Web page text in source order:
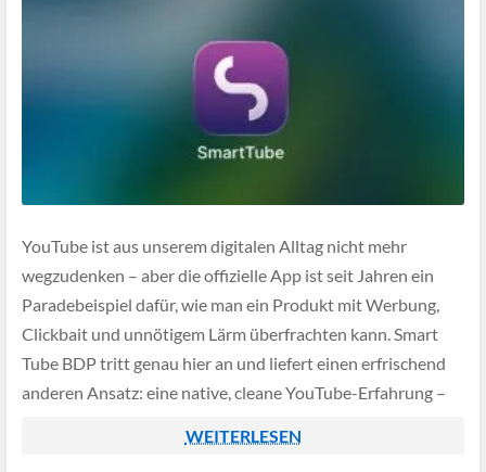
YouTube ist aus unserem digitalen Alltag nicht mehr
wegzudenken – aber die offizielle App ist seit Jahren ein
Paradebeispiel dafür, wie man ein Produkt mit Werbung,
Clickbait und unnötigem Lärm überfrachten kann. Smart
Tube BDP tritt genau hier an und liefert einen erfrischend
anderen Ansatz: eine native, cleane YouTube-Erfahrung –
WEITERLESEN